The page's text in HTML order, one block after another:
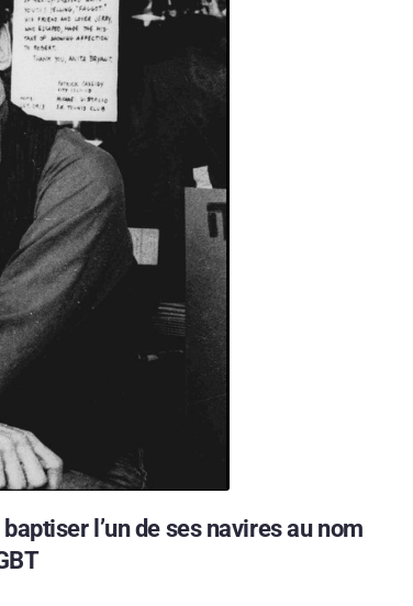
l’un de ses navires au nom